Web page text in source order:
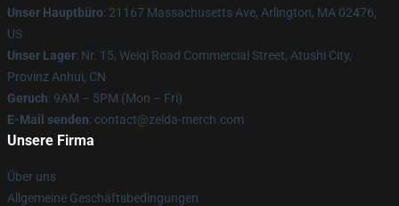
Unser Hauptbüro: 21167 Massachusetts Ave, Arlington, MA 02476,
US
Unser Lager: Nr. 15, Weiqi Road Commercial Street, Atushi City,
Provinz Anhui, CN
Geruch: 9AM – 5PM (Mon – Fri)
E-Mail senden: contact@zelda-merch.com
Unsere Firma
Über uns
Allgemeine Geschäftsbedingungen